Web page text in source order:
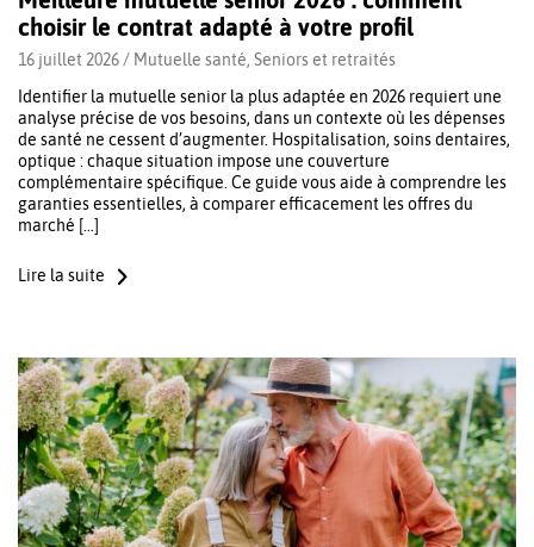
choisir le contrat adapté à votre profil
16 juillet 2026 / Mutuelle santé, Seniors et retraités
Identifier la mutuelle senior la plus adaptée en 2026 requiert une
analyse précise de vos besoins, dans un contexte où les dépenses
de santé ne cessent d’augmenter. Hospitalisation, soins dentaires,
optique : chaque situation impose une couverture
complémentaire spécifique. Ce guide vous aide à comprendre les
garanties essentielles, à comparer efficacement les offres du
marché […]
Lire la suite